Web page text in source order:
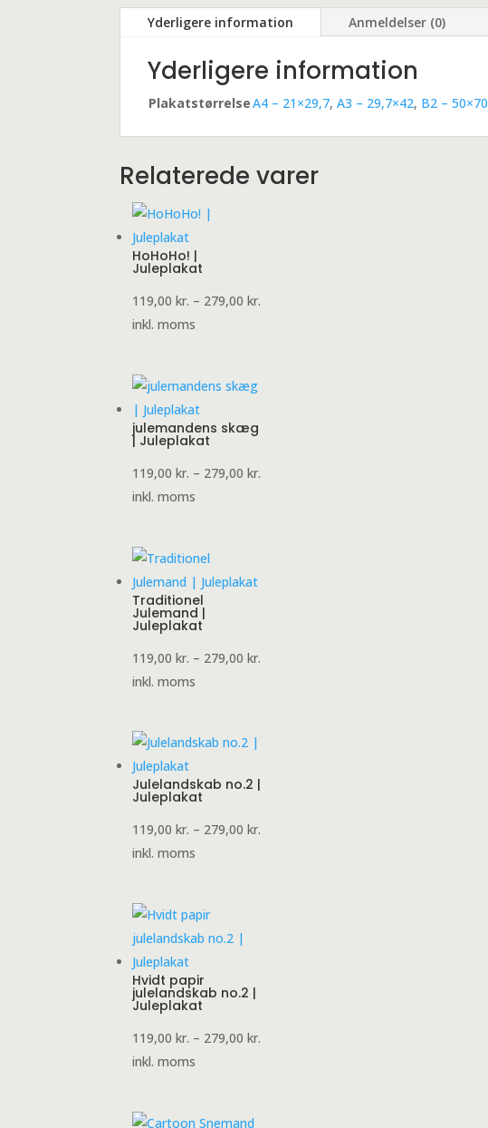
Yderligere information Anmeldelser (0)
Yderligere information
PlakatstørrelseA4 – 21×29,7, A3 – 29,7×42, B2 – 50×70
Relaterede varer
HoHoHo! |
Juleplakat
119,00 kr. – 279,00 kr.
inkl. moms
julemandens skæg
| Juleplakat
119,00 kr. – 279,00 kr.
inkl. moms
Traditionel
Julemand |
Juleplakat
119,00 kr. – 279,00 kr.
inkl. moms
Julelandskab no.2 |
Juleplakat
119,00 kr. – 279,00 kr.
inkl. moms
Hvidt papir
julelandskab no.2 |
Juleplakat
119,00 kr. – 279,00 kr.
inkl. moms